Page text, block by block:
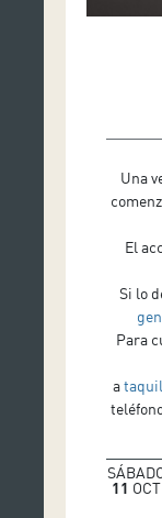
Una
El
Si lo
Para
a
11 OCT